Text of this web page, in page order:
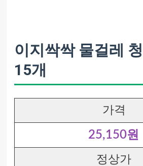
이지싹싹 물걸레
15개
가격
25,150원
정상가